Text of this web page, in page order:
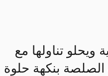
تناولها مع
الصلصة بنكهة حلوة